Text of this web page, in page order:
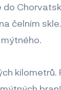
do
čelním
kilometrů.